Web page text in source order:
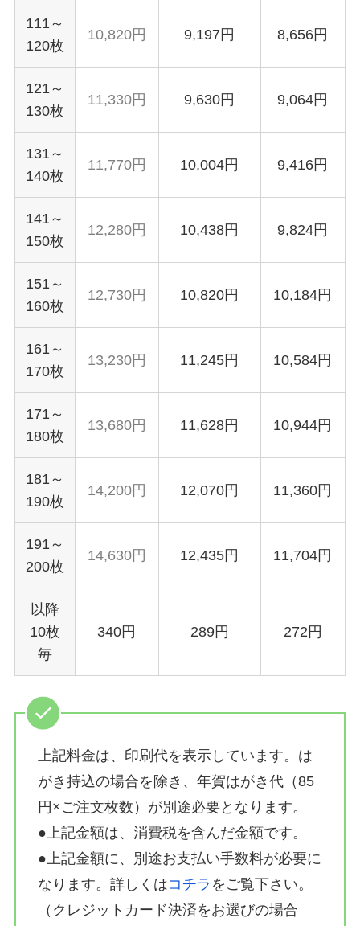
111～
120枚
10,820円 9,197円 8,656円
121～
130枚
11,330円 9,630円 9,064円
131～
140枚
11,770円 10,004円 9,416円
141～
150枚
12,280円 10,438円 9,824円
151～
160枚
12,730円 10,820円 10,184円
161～
170枚
13,230円 11,245円 10,584円
171～
180枚
13,680円 11,628円 10,944円
181～
190枚
14,200円 12,070円 11,360円
191～
200枚
14,630円 12,435円 11,704円
以降
10枚
毎
340円 289円 272円
上記料金は、印刷代を表示しています。は
がき持込の場合を除き、年賀はがき代（85
円×ご注文枚数）が別途必要となります。
●上記金額は、消費税を含んだ金額です。
●上記金額に、別途お支払い手数料が必要に
なります。詳しくはコチラ をご覧下さい。
（クレジットカード決済をお選びの場合